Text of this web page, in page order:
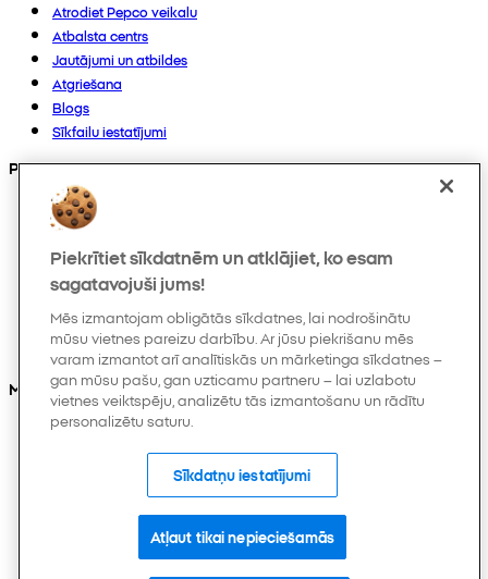
Atrodiet Pepco veikalu
Atbalsta centrs
Jautājumi un atbildes
Atgriešana
Blogs
Sīkfailu iestatījumi
Preces
Kolekcijas
Zīdaiņiem
Bērniem
Mājoklim
Vīriešiem
Mūs varat atrast arī
Piekrītiet sīkdatnēm un atklājiet, ko esam
sagatavojuši jums!
Mēs izmantojam obligātās sīkdatnes, lai nodrošinātu
mūsu vietnes pareizu darbību. Ar jūsu piekrišanu mēs
varam izmantot arī analītiskās un mārketinga sīkdatnes –
gan mūsu pašu, gan uzticamu partneru – lai uzlabotu
vietnes veiktspēju, analizētu tās izmantošanu un rādītu
personalizētu saturu.
Sīkdatņu iestatījumi
Atļaut tikai nepieciešamās